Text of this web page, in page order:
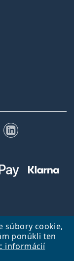
súbory cookie,
ponúkli ten
informácií
LinkedIn